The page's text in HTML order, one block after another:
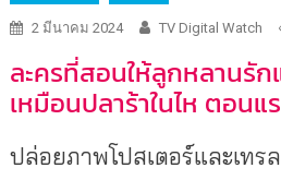
2 มีนาคม 2024 TV Digital Watch
ละครที่สอนให้ลูกหลานรัก
เหมือนปลาร้าในไห ตอนแ
ปล่อยภาพโปสเตอร์และเทร